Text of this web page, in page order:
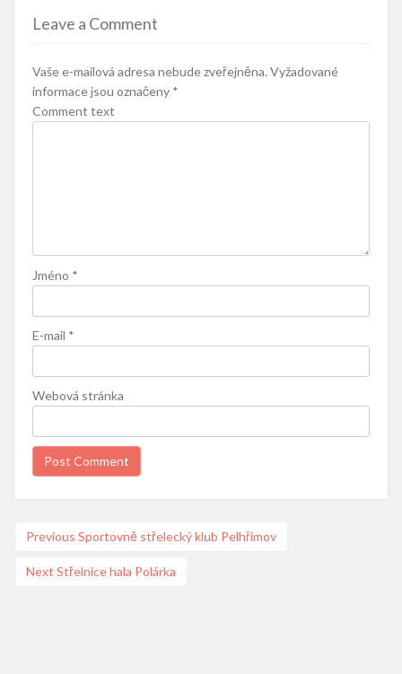
Leave a Comment
Vaše e-mailová adresa nebude zveřejněna. Vyžadované
informace jsou označeny *
Comment text
Jméno *
E-mail *
Webová stránka
Navigace
příspěvek
Previous Previous
Sportovně střelecký klub Pelhřimov
Next Next
Střelnice hala Polárka